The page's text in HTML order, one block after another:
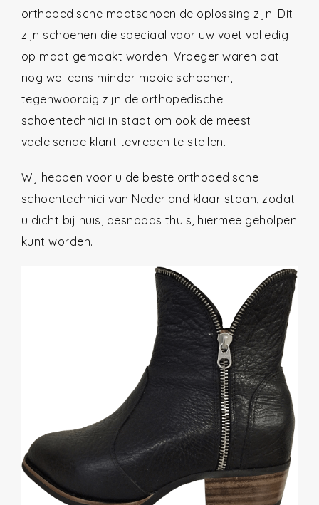
orthopedische maatschoen de oplossing zijn. Dit
zijn schoenen die speciaal voor uw voet volledig
op maat gemaakt worden. Vroeger waren dat
nog wel eens minder mooie schoenen,
tegenwoordig zijn de orthopedische
schoentechnici in staat om ook de meest
veeleisende klant tevreden te stellen.
Wij hebben voor u de beste orthopedische
schoentechnici van Nederland klaar staan, zodat
u dicht bij huis, desnoods thuis, hiermee geholpen
kunt worden.